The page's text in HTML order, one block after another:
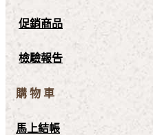
促銷商品
檢驗報告
購 物 車
馬上結帳